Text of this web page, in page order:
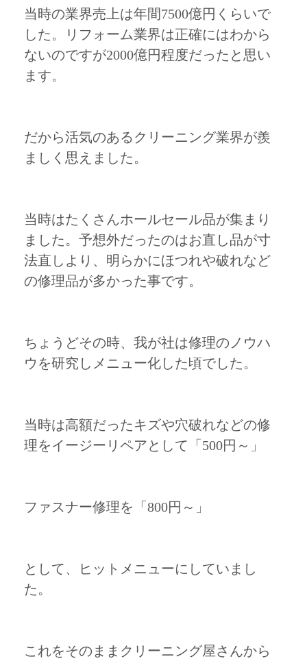
当時の業界売上は年間7500億円くらいで
した。リフォーム業界は正確にはわから
ないのですが2000億円程度だったと思い
ます。
だから活気のあるクリーニング業界が羨
ましく思えました。
当時はたくさんホールセール品が集まり
ました。予想外だったのはお直し品が寸
法直しより、明らかにほつれや破れなど
の修理品が多かった事です。
ちょうどその時、我が社は修理のノウハ
ウを研究しメニュー化した頃でした。
当時は高額だったキズや穴破れなどの修
理をイージーリペアとして「500円～」
ファスナー修理を「800円～」
として、ヒットメニューにしていまし
た。
これをそのままクリーニング屋さんから